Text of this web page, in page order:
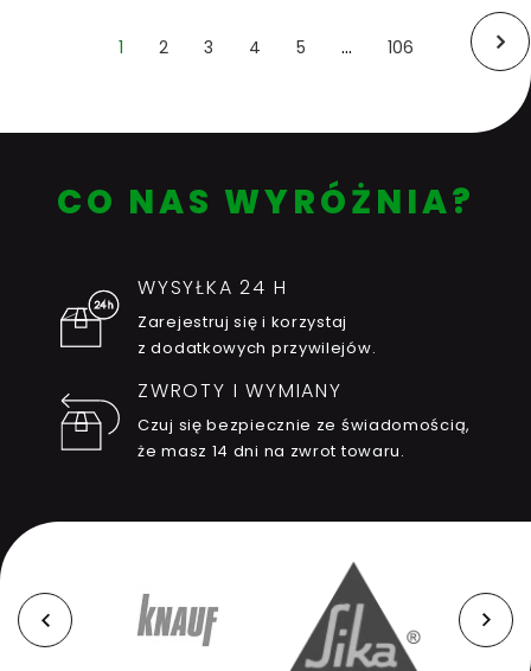
1 2 3 4 5 … 106
CO NAS WYRÓŻNIA?
WYSYŁKA 24 H
Zarejestruj się i korzystaj
z dodatkowych przywilejów.
ZWROTY I WYMIANY
Czuj się bezpiecznie ze świadomością,
że masz 14 dni na zwrot towaru.